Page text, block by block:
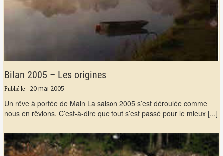
Bilan 2005 – Les origines
20 mai 2005
Un rêve à portée de Main La saison 2005 s’est déroulée comme
nous en rêvions. C’est-à-dire que tout s’est passé pour le mieux [...]